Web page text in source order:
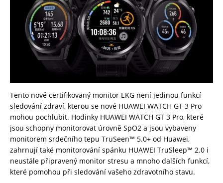
Tento nově certifikovaný monitor EKG není jedinou funkcí
sledování zdraví, kterou se nové HUAWEI WATCH GT 3 Pro
mohou pochlubit. Hodinky HUAWEI WATCH GT 3 Pro, které
jsou schopny monitorovat úrovně SpO2 a jsou vybaveny
monitorem srdečního tepu TruSeen™ 5.0+ od Huawei,
zahrnují také monitorování spánku HUAWEI TruSleep™ 2.0 i
neustále připravený monitor stresu a mnoho dalších funkcí,
které pomohou při sledování vašeho zdravotního stavu.